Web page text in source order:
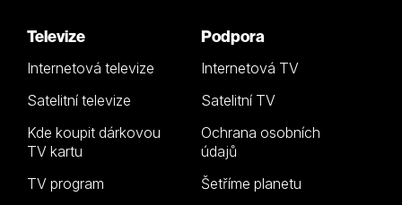
Televize
Internetová televize
Satelitní televize
Kde koupit dárkovou
TV kartu
TV program
Podpora
Internetová TV
Satelitní TV
Ochrana osobních
údajů
Šetříme planetu